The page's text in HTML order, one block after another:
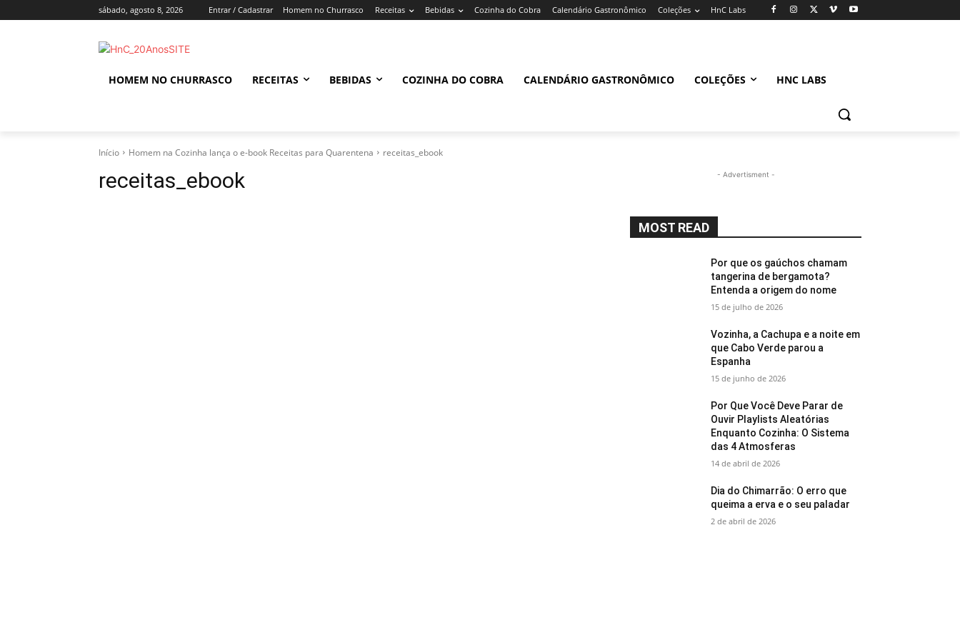
sábado, agosto 8, 2026 Entrar / Cadastrar Homem no Churrasco Receitas Bebidas Cozinha do Cobra Calendário Gastronômico Coleções HnC Labs
HOMEM NO CHURRASCO RECEITAS BEBIDAS COZINHA DO COBRA CALENDÁRIO GASTRONÔMICO COLEÇÕES HNC LABS
Início Homem na Cozinha lança o e-book Receitas para Quarentena receitas_ebook
receitas_ebook - Advertisment -
MOST READ
Por que os gaúchos chamam
tangerina de bergamota?
Entenda a origem do nome
15 de julho de 2026
Vozinha, a Cachupa e a noite em
que Cabo Verde parou a
Espanha
15 de junho de 2026
Por Que Você Deve Parar de
Ouvir Playlists Aleatórias
Enquanto Cozinha: O Sistema
das 4 Atmosferas
14 de abril de 2026
Dia do Chimarrão: O erro que
queima a erva e o seu paladar
2 de abril de 2026